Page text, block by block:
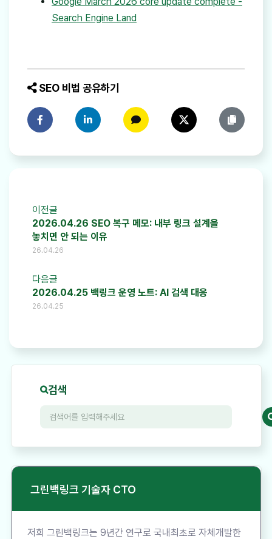
Search Engine Land
SEO 비법 공유하기
페이스북에 공유하기링크드인에 공유하기카카오톡에 공유하기트위터에 공유하기링크 복사
이전글
2026.04.26 SEO 복구 메모: 내부 링크 설계을
놓치면 안 되는 이유
26.04.26
다음글
2026.04.25 백링크 운영 노트: AI 검색 대응
26.04.25
검색
그린백링크 기술자 CTO
저희 그린백링크는 9년간 연구로 국내최초로 자체개발한